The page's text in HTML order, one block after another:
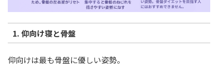
1. 仰向け寝と骨盤
仰向けは最も骨盤に優しい姿勢。